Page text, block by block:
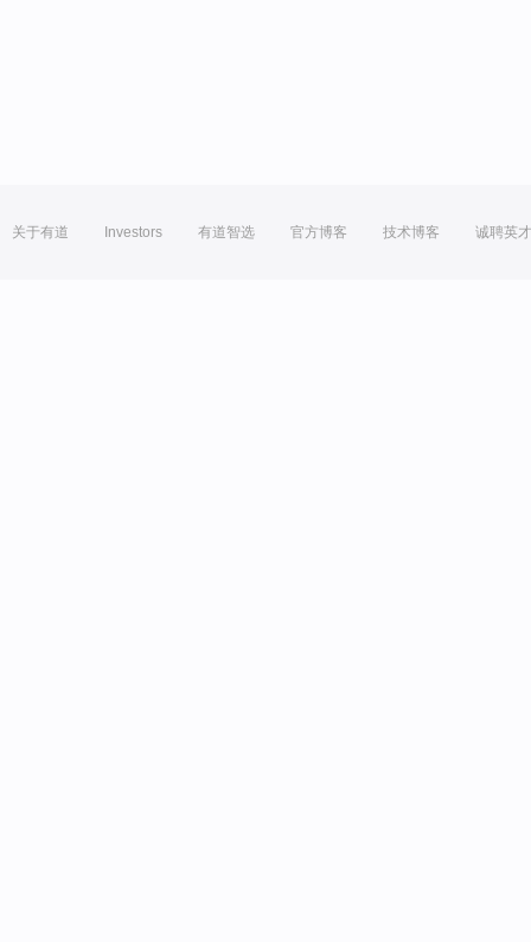
关于有道 Investors 有道智选 官方博客 技术博客 诚聘英才